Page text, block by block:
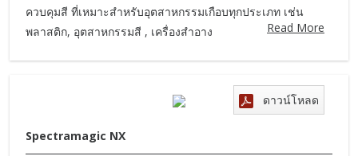
ควบคุมสี ที่เหมาะสำหรับอุตสาหกรรมเกือบทุกประเภท เช่น
พลาสติก, อุตสาหกรรมสี , เครื่องสำอาง
Read More
Spectramagic NX
ดาวน์โหลด